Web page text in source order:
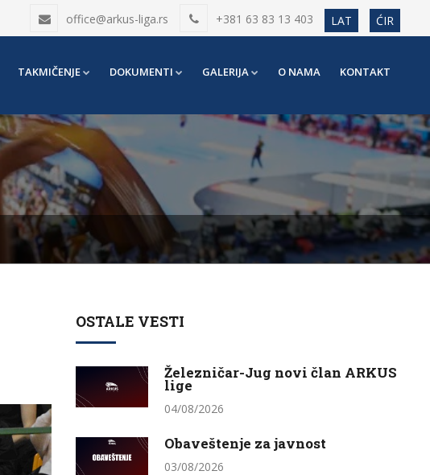
office@arkus-liga.rs +381 63 83 13 403 LAT ĆIR
TAKMIČENJE DOKUMENTI GALERIJA O NAMA KONTAKT
OSTALE VESTI
Železničar-Jug novi član ARKUS
lige
04/08/2026
Obaveštenje za javnost
03/08/2026